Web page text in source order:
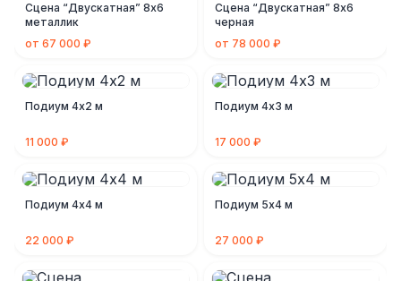
Сцена “Двускатная” 8х6
металлик
от 67 000 ₽
Сцена “Двускатная” 8х6
черная
от 78 000 ₽
Подиум 4х2 м
11 000 ₽
Подиум 4х3 м
17 000 ₽
Подиум 4х4 м
22 000 ₽
Подиум 5х4 м
27 000 ₽